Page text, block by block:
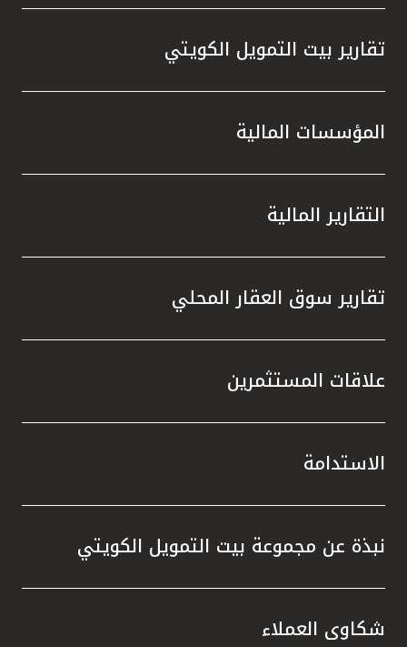
تقارير بيت التمويل الكويتي
المؤسسات المالية
التقارير المالية
تقارير سوق العقار المحلي
علاقات المستثمرين
الاستدامة
نبذة عن مجموعة بيت التمويل الكويتي
شكاوى العملاء